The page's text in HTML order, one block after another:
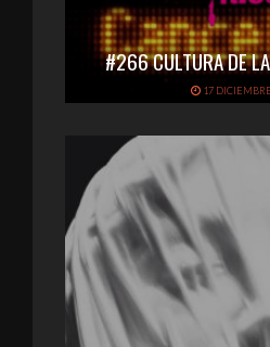
#266 CULTURA DE
17